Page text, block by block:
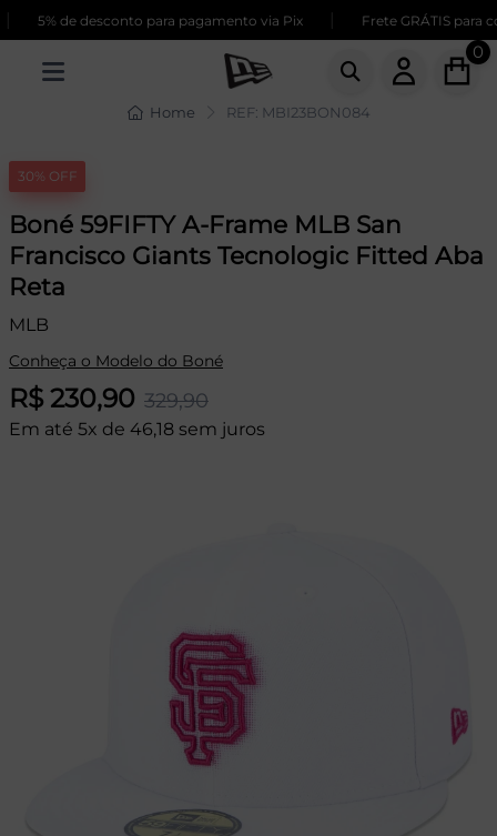
5% de desconto para pagamento via Pix Frete GRÁTIS para
0
Home REF: MBI23BON084
30% OFF
Boné 59FIFTY A-Frame MLB San
Francisco Giants Tecnologic Fitted Aba
Reta
MLB
Conheça o Modelo do Boné
R$ 230,90 329,90
Em até 5x de 46,18 sem juros